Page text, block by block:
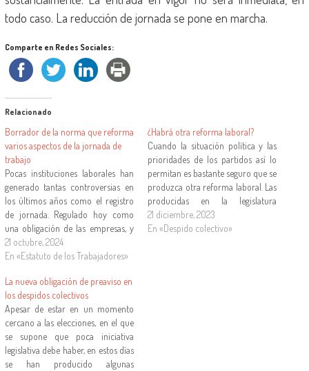
todo caso. La reducción de jornada se pone en marcha.
Comparte en Redes Sociales:
Relacionado
Borrador de la norma que reforma
varios aspectos de la jornada de
trabajo
Pocas instituciones laborales han
generado tantas controversias en
los últimos años como el registro
de jornada. Regulado hoy como
una obligación de las empresas, y
como un verdadero derecho de las
personas que trabajan, es una
los sistemas jurídicos como el
nuestro, complejos y multinivel.…
21 octubre, 2024
En «Estatuto de los Trabajadores»
¿Habrá otra reforma laboral?
Cuando la situación política y las
prioridades de los partidos así lo
permitan es bastante seguro que se
produzca otra reforma laboral. Las
producidas en la legislatura
anterior estaban en gran medida
comprometidas por el
21 diciembre, 2023
En «Despido colectivo»
La nueva obligación de preaviso en
los despidos colectivos
Apesar de estar en un momento
cercano a las elecciones, en el que
se supone que poca iniciativa
legislativa debe haber, en estos días
se han producido algunas